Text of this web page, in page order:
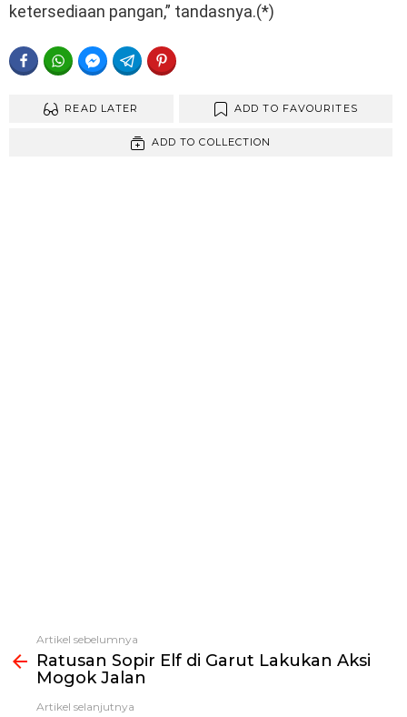
ketersediaan pangan,” tandasnya.(*)
FACEBOOKWHATSAPPFACEBOOK MESSENGER
TELEGRAM
READ LATER ADD TO FAVOURITES
ADD TO COLLECTION
Lihat
selengkapnya
Artikel sebelumnya
Ratusan Sopir Elf di Garut Lakukan Aksi
Mogok Jalan
Artikel selanjutnya